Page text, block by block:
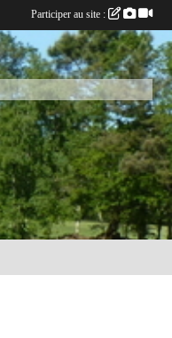
Participer au site :